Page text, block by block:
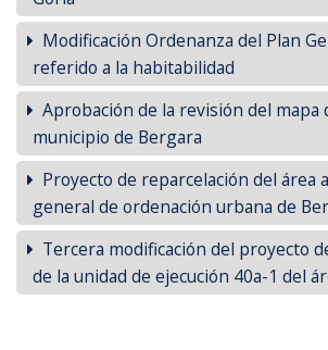
Modificación Ordenanza del Plan
referido a la habitabilidad
Aprobación de la revisión del mapa
municipio de Bergara
Proyecto de reparcelación del área
general de ordenación urbana de
Tercera modificación del proyecto
de la unidad de ejecución 40a-1 del